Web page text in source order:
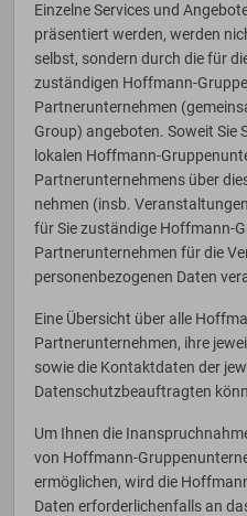
Einzelne Services und
präsentiert werden, werden
selbst, sondern durch die für
zuständigen Hoffmann-
Partnerunternehmen
Group) angeboten. Soweit Sie
lokalen Hoffmann-
Partnerunternehmens über
nehmen (insb.
für Sie zuständige Hoffmann-
Partnerunternehmen für die
personenbezogenen Daten
Eine Übersicht über alle
Partnerunternehmen, ihre
sowie die Kontaktdaten der
Datenschutzbeauftragten
Um Ihnen die
von Hoffmann-
ermöglichen, wird die
Daten erforderlichenfalls an